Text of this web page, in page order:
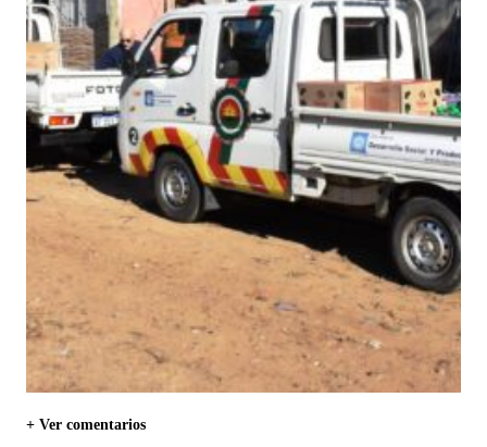
+ Ver comentarios